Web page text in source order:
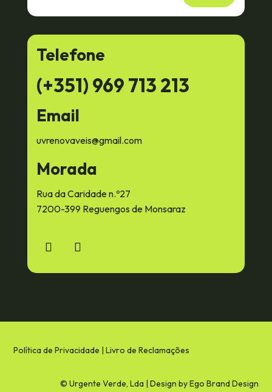
Telefone
(+351) 969 713 213
Email
uvrenovaveis@gmail.com
Morada
Rua da Caridade n.º27
7200-399 Reguengos de Monsaraz
Política de Privacidade |Livro de Reclamações
© Urgente Verde, Lda | Design byEgo Brand Design